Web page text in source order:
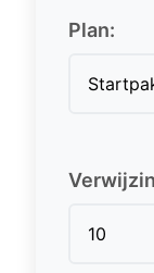
Plan: